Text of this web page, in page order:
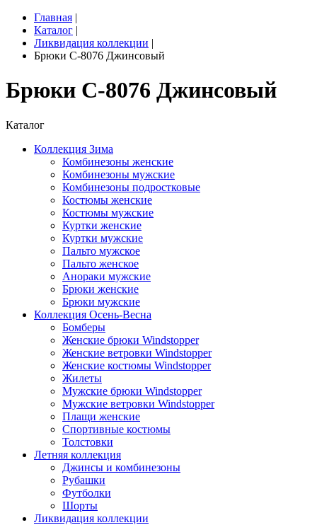
Главная |
Каталог |
Ликвидация коллекции |
Брюки C-8076 Джинсовый
Брюки C-8076 Джинсовый
Каталог
Коллекция Зима
Комбинезоны женские
Комбинезоны мужские
Комбинезоны подростковые
Костюмы женские
Костюмы мужские
Куртки женские
Куртки мужские
Пальто мужское
Пальто женское
Анораки мужские
Брюки женские
Брюки мужские
Коллекция Осень-Весна
Бомберы
Женские брюки Windstopper
Женские ветровки Windstopper
Женские костюмы Windstopper
Жилеты
Мужские брюки Windstopper
Мужские ветровки Windstopper
Плащи женские
Спортивные костюмы
Толстовки
Летняя коллекция
Джинсы и комбинезоны
Рубашки
Футболки
Шорты
Ликвидация коллекции